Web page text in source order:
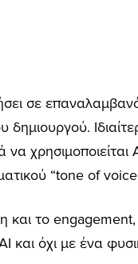
σε
“tone of
και το
και όχι με ένα